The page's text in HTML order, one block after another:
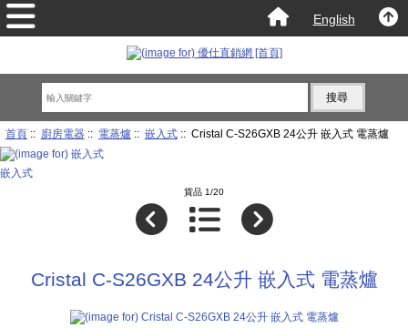
English
首頁:: 廚房電器:: 電蒸爐:: 嵌入式:: Cristal C-S26GXB 24公升 嵌入式 電蒸爐
嵌入式
貨品 1/20
Cristal C-S26GXB 24公升 嵌入式 電蒸爐